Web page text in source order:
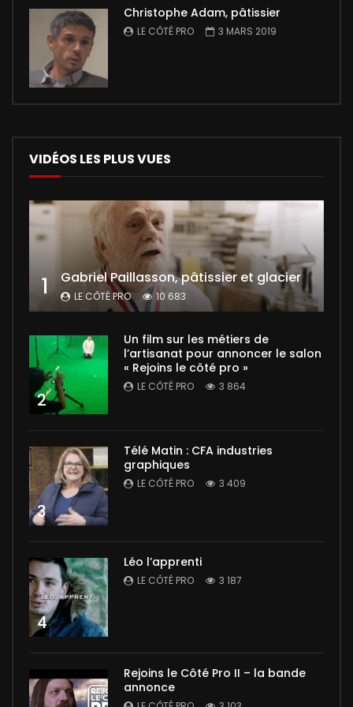
Christophe Adam, pâtissier
LE CÔTÉ PRO 3 MARS 2019
VIDÉOS LES PLUS VUES
1 Gabriel Paillasson, pâtissier et glacier
LE CÔTÉ PRO 10 683
2
Un film sur les métiers de
l’artisanat pour annoncer le salon
« Rejoins le côté pro »
LE CÔTÉ PRO 3 864
3
Télé Matin : CFA industries
graphiques
LE CÔTÉ PRO 3 409
4
Léo l’apprenti
LE CÔTÉ PRO 3 187
Rejoins le Côté Pro II – la bande
annonce